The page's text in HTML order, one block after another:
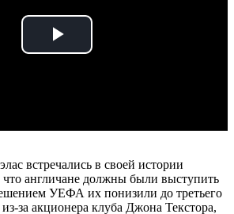
Play
встречались в своей истории
англичане должны были выступить
УЕФА их понизили до третьего
за акционера клуба Джона Текстора,